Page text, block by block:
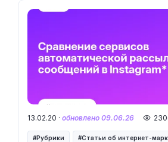
13.02.20 · обновлено 09.06.26
Рубрики Статьи об интернет-